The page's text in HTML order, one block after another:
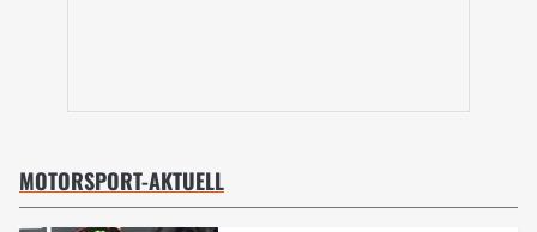
MOTORSPORT-AKTUELL